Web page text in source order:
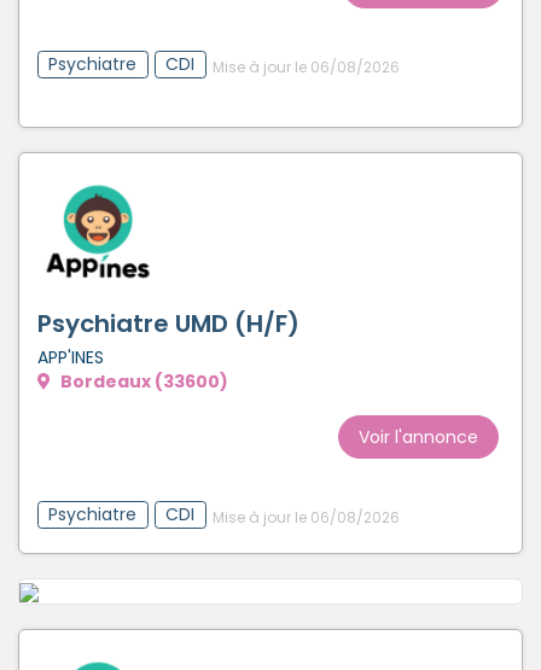
Psychiatre CDI Mise à jour le 06/08/2026
Psychiatre UMD (H/F)
APP'INES
Bordeaux (33600)
Voir l'annonce
Psychiatre CDI Mise à jour le 06/08/2026